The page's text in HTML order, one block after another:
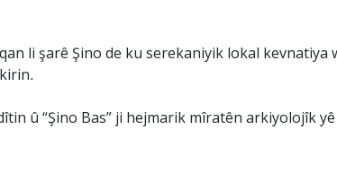
li şarê Şino de ku serekaniyik lokal kevnatiya
û “Şino Bas” ji hejmarik mîratên arkiyolojîk